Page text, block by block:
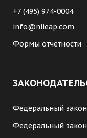
+7 (495) 974-0004
info@niieap.com
Формы отчетности
Федеральный
Федеральный